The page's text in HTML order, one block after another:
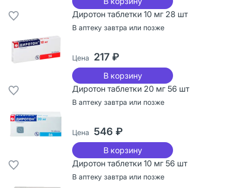
Диротон таблетки 10 мг 28 шт
В аптеку завтра или позже
Цена 217 ₽
В корзину
Диротон таблетки 20 мг 56 шт
В аптеку завтра или позже
Цена 546 ₽
В корзину
Диротон таблетки 10 мг 56 шт
В аптеку завтра или позже